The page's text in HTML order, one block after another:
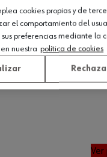
Ver
cookies propias y de
el comportamiento del
preferencias mediante la
nuestra política de cookies